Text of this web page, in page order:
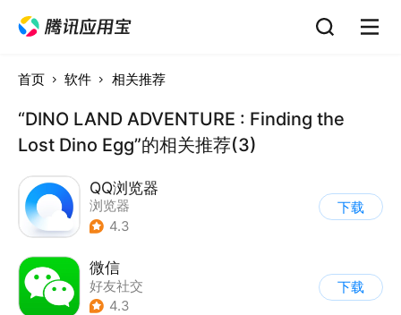
首页 软件 相关推荐
“DINO LAND ADVENTURE : Finding the
Lost Dino Egg”的相关推荐(3)
QQ浏览器
浏览器
4.3
下载
微信
好友社交
4.3
下载